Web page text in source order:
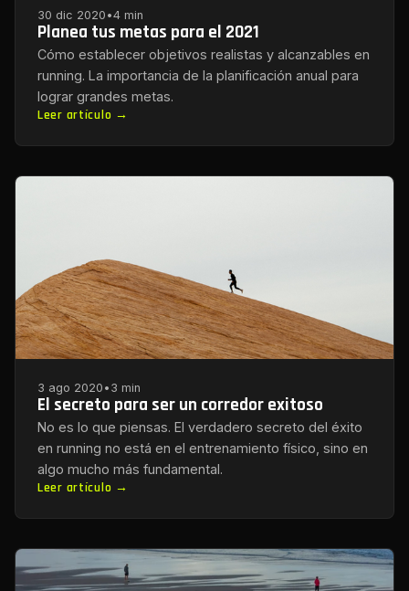
30 dic 2020 •4 min
Planea tus metas para el 2021
Cómo establecer objetivos realistas y alcanzables en
running. La importancia de la planificación anual para
lograr grandes metas.
Leer artículo →
3 ago 2020 • 3 min
El secreto para ser un corredor exitoso
No es lo que piensas. El verdadero secreto del éxito
en running no está en el entrenamiento físico, sino en
algo mucho más fundamental.
Leer artículo →